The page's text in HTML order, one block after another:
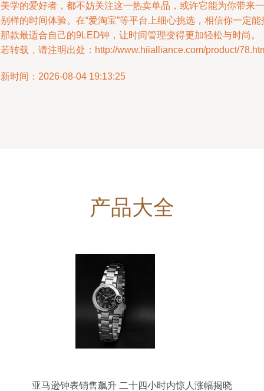
学的爱好者，都不妨关注这一热卖单品，或许它能为你带来一
样的时间体验。在“爱淘宝”等平台上细心挑选，相信你一定能
款最适合自己的9LED钟，让时间管理变得更加轻松与时尚。
转载，请注明出处：http://www.hiialliance.com/product/
时间：2026-08-04 19:13:25
产品大全
亚马逊钟表销售飙升 二十四小时内惊人涨幅揭晓